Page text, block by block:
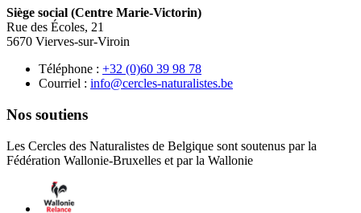
Siège social (Centre Marie-Victorin)
Rue des Écoles, 21
5670 Vierves-sur-Viroin
Téléphone : 87 89 93 06(0) 23+
Courriel : eb.setsilarutan-selcrec@ofni
Nos soutiens
Les Cercles des Naturalistes de Belgique sont soutenus par la
Fédération Wallonie-Bruxelles et par la Wallonie